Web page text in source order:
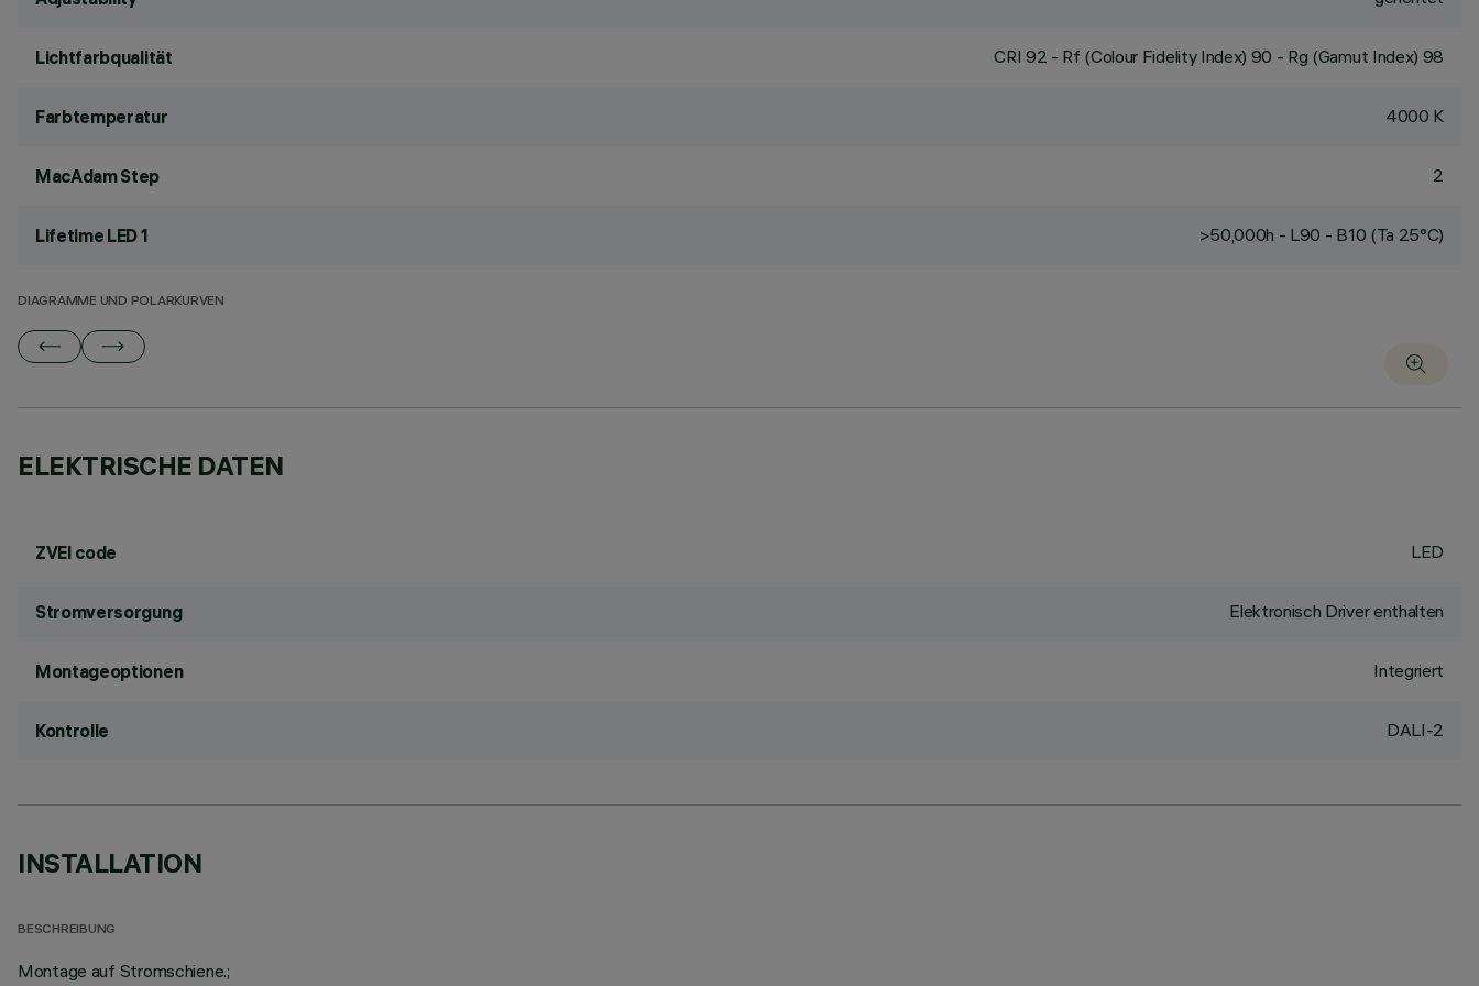
Lichtfarbqualität CRI 92 - Rf (Colour Fidelity Index) 90 - Rg (Gamut Index) 98
Farbtemperatur 4000 K
MacAdam Step 2
Lifetime LED 1 >50,000h - L90 - B10 (Ta 25°C)
DIAGRAMME UND POLARKURVEN
ELEKTRISCHE DATEN
ZVEI code LED
Stromversorgung Elektronisch Driver enthalten
Montageoptionen Integriert
Kontrolle DALI-2
INSTALLATION
BESCHREIBUNG
Montage auf Stromschiene.;